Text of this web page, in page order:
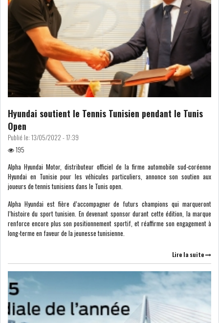
ENTRÉE EN VIGUEUR DE LA
TAXE SUR LE PATR...
FISCALITÉ : LONGUE LISTE
LE CALENDRIER FISCAL ET
RSS
ACTUALITÉS
ÉCONOMIQUES
PRIVATISATION NOMINATION
Hyundai soutient le Tennis Tunisien pendant le Tunis
Open
Publié le: 13/05/2022 - 17:39
195
Alpha Hyundai Motor, distributeur officiel de la firme automobile sud-coréenne
Hyundai en Tunisie pour les véhicules particuliers, annonce son soutien aux
joueurs de tennis tunisiens dans le Tunis open.
Alpha Hyundai est fière d’accompagner de futurs champions qui marqueront
l’histoire du sport tunisien. En devenant sponsor durant cette édition, la marque
renforce encore plus son positionnement sportif, et réaffirme son engagement à
long-terme en faveur de la jeunesse tunisienne.
Lire la suite